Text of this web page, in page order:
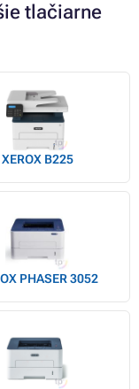
tlačiarne
XEROX B225
PHASER 3052